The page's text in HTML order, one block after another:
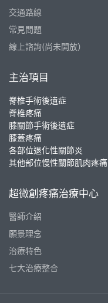
交通路線
常見問題
線上諮詢(尚未開放）
主治項目
脊椎手術後遺症
脊椎疼痛
膝關節手術後遺症
膝蓋疼痛
各部位退化性關節炎
其他部位慢性關節肌肉疼痛
超微創疼痛治療中心
醫師介紹
願景理念
治療特色
七大治療整合